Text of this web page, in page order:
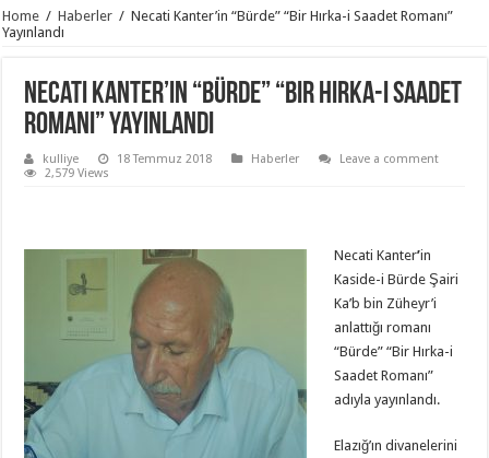
Home / Haberler / Necati Kanter’in “Bürde” “Bir Hırka-i Saadet Romanı”
Yayınlandı
Necati Kanter’in “Bürde” “Bir Hırka-i Saadet
Romanı” Yayınlandı
kulliye 18 Temmuz 2018 Haberler
Leave a comment
2,579 Views
Necati Kanter’in
Kaside-i Bürde Şairi
Ka’b bin Züheyr’i
anlattığı romanı
“Bürde” “Bir Hırka-i
Saadet Romanı”
adıyla yayınlandı.
Elazığ’ın divanelerini